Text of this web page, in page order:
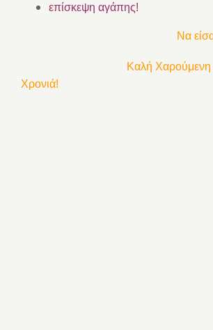
επίσκεψη αγάπης!
Να είσαι
Καλή Χαρούμενη και
Χρονιά!